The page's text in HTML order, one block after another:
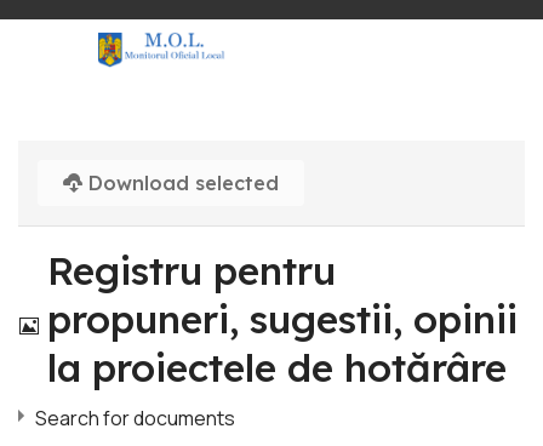
Download selected
Image
Registru pentru
propuneri, sugestii, opinii
la proiectele de hotărâre
Search for documents